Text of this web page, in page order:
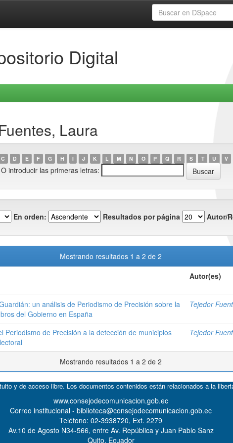
Digital
Laura
C D E F G H I J K L M N O P Q R S T U V
O introducir las primeras letras:
En orden: Resultados por página Autor/
Mostrando resultados 1 a 2 de 2
Autor(es)
un análisis de Periodismo de Precisión sobre la
del Gobierno en España
Tejedor
Periodismo de Precisión a la detección de municipios
Tejedor
Mostrando resultados 1 a 2 de 2
y de acceso libre. Los documentos contenidos están relacionados a la
www.consejodecomunicacion.gob.ec
Correo institucional - biblioteca@consejodecomunicacion.gob.ec
Teléfono: 02-3938720, Ext. 2279
Av.10 de Agosto N34-566, entre Av. República y Juan Pablo Sanz
Quito, Ecuador